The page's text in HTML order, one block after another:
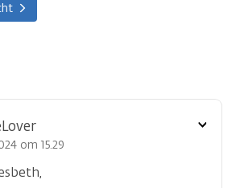
om 15.29
Toon